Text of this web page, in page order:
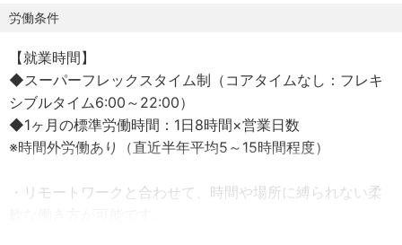
もと、大規模言語モデル（LLM）を中核としつつ、
カルAI 領域へと広がる先端技術を、顧客課題を起点として
社会実装することに挑戦しています。
私たちが目指すのは、技術ありきの開発ではなく、顧客や
社会のシグナルを読み解き”課題ドリブン”で先端技術をエン
社会実装を実現することです。クライアントとともに、現
労働条件
【就業時間】
◆スーパーフレックスタイム制（コアタイムなし：フレキ
シブルタイム6:00～22:00）
◆1ヶ月の標準労働時間：1日8時間×営業日数
※時間外労働あり（直近半年平均5～15時間程度）
・リモートワークと合わせて、時間や場所に縛られない柔